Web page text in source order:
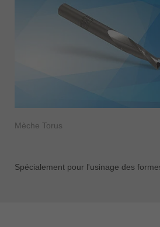
Mèche Torus
Spécialement pour l'usinage des